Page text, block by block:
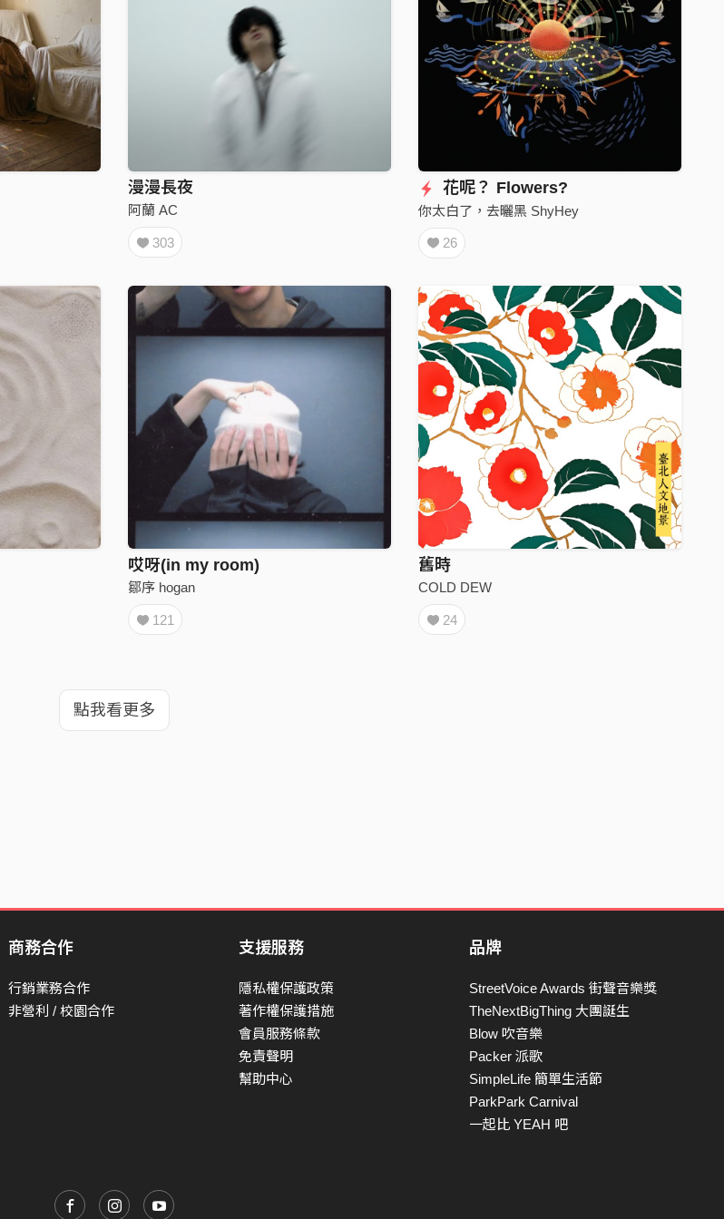
漫漫長夜
阿蘭 AC
303
花呢？ Flowers?
你太白了，去曬黑 ShyHey
26
哎呀(in my room)
鄒序 hogan
121
舊時
COLD DEW
24
點我看更多
商務合作
行銷業務合作
非營利 / 校園合作
支援服務
隱私權保護政策
著作權保護措施
會員服務條款
免責聲明
幫助中心
品牌
StreetVoice Awards 街聲音樂獎
TheNextBigThing 大團誕生
Blow 吹音樂
Packer 派歌
SimpleLife 簡單生活節
ParkPark Carnival
一起比 YEAH 吧